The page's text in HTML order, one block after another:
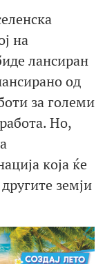
на
лансиран
од
за големи
Но,
која ќе
земји